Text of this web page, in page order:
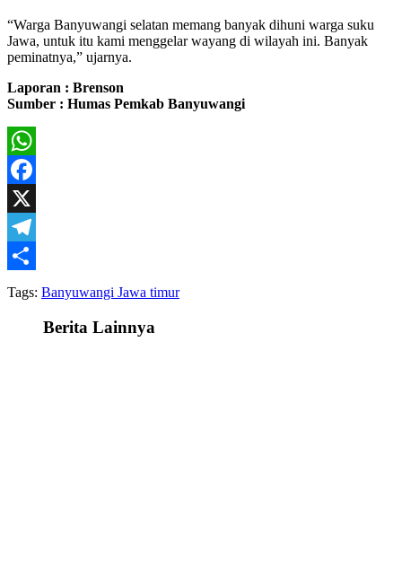
“Warga Banyuwangi selatan memang banyak dihuni warga suku
Jawa, untuk itu kami menggelar wayang di wilayah ini. Banyak
peminatnya,” ujarnya.
Laporan : Brenson
Sumber : Humas Pemkab Banyuwangi
WhatsApp
Facebook
X
Telegram
Share
Tags: Banyuwangi Jawa timur
Berita Lainnya